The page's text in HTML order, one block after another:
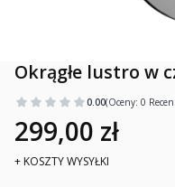
Okrągłe lustro w
0.00(Oceny: 0
299,00 zł
+ KOSZTY WYSYŁKI